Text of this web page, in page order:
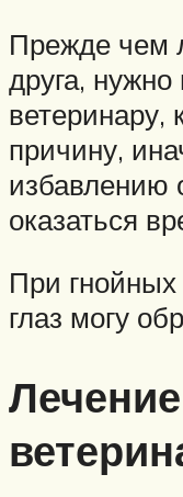
Прежде чем
друга, нужно
ветеринару,
причину,
избавлению
оказаться
При гнойных
глаз могу